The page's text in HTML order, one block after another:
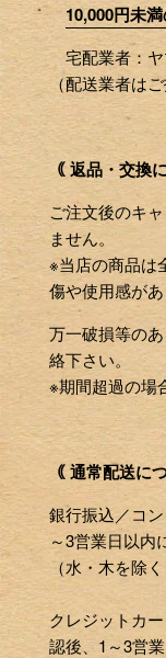
10,000円未
宅配業者：
（配送業者は
｟ 返品・交換
ご注文後のキ
ません。
※当店の商品は
傷や使用感が
万一破損等の
絡下さい。
※期間超過の場
｟ 通常配送に
銀行振込／コ
～3営業日以内
（水・木を除く
クレジットカ
認後、1～3営